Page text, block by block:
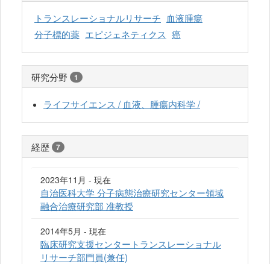
トランスレーショナルリサーチ 血液腫瘍
分子標的薬 エピジェネティクス 癌
研究分野 1
ライフサイエンス / 血液、腫瘍内科学 /
経歴 7
2023年11月 - 現在
自治医科大学 分子病態治療研究センター領域
融合治療研究部 准教授
2014年5月 - 現在
臨床研究支援センタートランスレーショナル
リサーチ部門員(兼任)